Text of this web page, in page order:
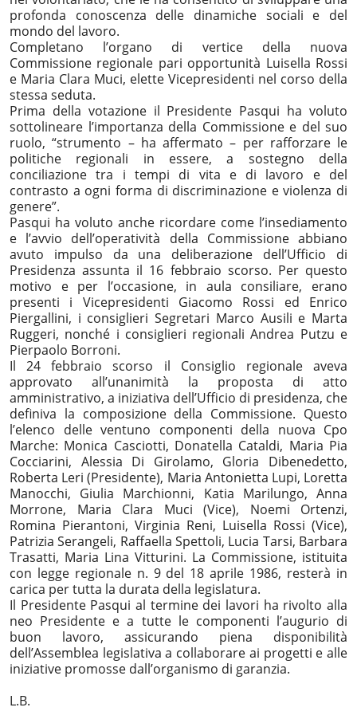
profonda conoscenza delle dinamiche sociali e del
mondo del lavoro.
Completano l’organo di vertice della nuova
Commissione regionale pari opportunità Luisella Rossi
e Maria Clara Muci, elette Vicepresidenti nel corso della
stessa seduta.
Prima della votazione il Presidente Pasqui ha voluto
sottolineare l’importanza della Commissione e del suo
ruolo, “strumento – ha affermato – per rafforzare le
politiche regionali in essere, a sostegno della
conciliazione tra i tempi di vita e di lavoro e del
contrasto a ogni forma di discriminazione e violenza di
genere”.
Pasqui ha voluto anche ricordare come l’insediamento
e l’avvio dell’operatività della Commissione abbiano
avuto impulso da una deliberazione dell’Ufficio di
Presidenza assunta il 16 febbraio scorso. Per questo
motivo e per l’occasione, in aula consiliare, erano
presenti i Vicepresidenti Giacomo Rossi ed Enrico
Piergallini, i consiglieri Segretari Marco Ausili e Marta
Ruggeri, nonché i consiglieri regionali Andrea Putzu e
Pierpaolo Borroni.
Il 24 febbraio scorso il Consiglio regionale aveva
approvato all’unanimità la proposta di atto
amministrativo, a iniziativa dell’Ufficio di presidenza, che
definiva la composizione della Commissione. Questo
l’elenco delle ventuno componenti della nuova Cpo
Marche: Monica Casciotti, Donatella Cataldi, Maria Pia
Cocciarini, Alessia Di Girolamo, Gloria Dibenedetto,
Roberta Leri (Presidente), Maria Antonietta Lupi, Loretta
Manocchi, Giulia Marchionni, Katia Marilungo, Anna
Morrone, Maria Clara Muci (Vice), Noemi Ortenzi,
Romina Pierantoni, Virginia Reni, Luisella Rossi (Vice),
Patrizia Serangeli, Raffaella Spettoli, Lucia Tarsi, Barbara
Trasatti, Maria Lina Vitturini. La Commissione, istituita
con legge regionale n. 9 del 18 aprile 1986, resterà in
carica per tutta la durata della legislatura.
Il Presidente Pasqui al termine dei lavori ha rivolto alla
neo Presidente e a tutte le componenti l’augurio di
buon lavoro, assicurando piena disponibilità
dell’Assemblea legislativa a collaborare ai progetti e alle
iniziative promosse dall’organismo di garanzia.
L.B.